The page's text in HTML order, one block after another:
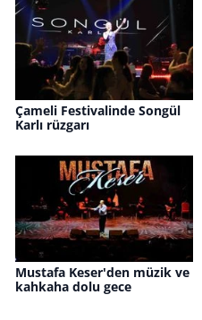
Çameli Festivalinde Songül
Karlı rüzgarı
Mustafa Keser'den müzik ve
kahkaha dolu gece